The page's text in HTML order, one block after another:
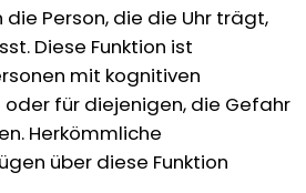
Person, die die Uhr trägt,
Diese Funktion ist
mit kognitiven
für diejenigen, die Gefahr
Herkömmliche
über diese Funktion